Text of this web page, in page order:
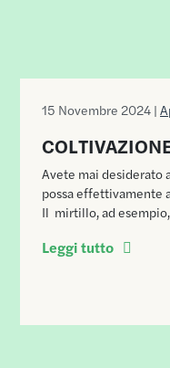
15 Novembre 2024 |
Avete mai desiderato
possa effettivamente
Il mirtillo, ad
Leggi tutto